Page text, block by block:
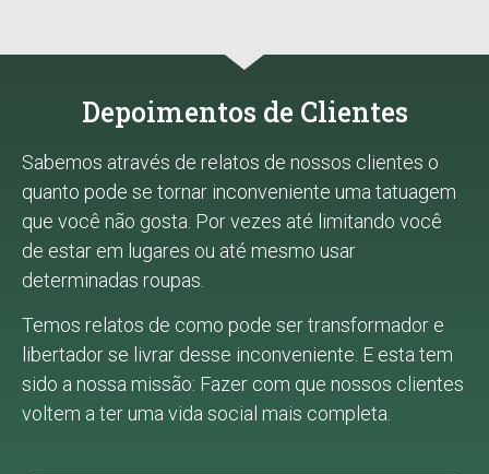
Depoimentos de Clientes
Sabemos através de relatos de nossos clientes o
quanto pode se tornar inconveniente uma tatuagem
que você não gosta. Por vezes até limitando você
de estar em lugares ou até mesmo usar
determinadas roupas.
Temos relatos de como pode ser transformador e
libertador se livrar desse inconveniente. E esta tem
sido a nossa missão: Fazer com que nossos clientes
voltem a ter uma vida social mais completa.